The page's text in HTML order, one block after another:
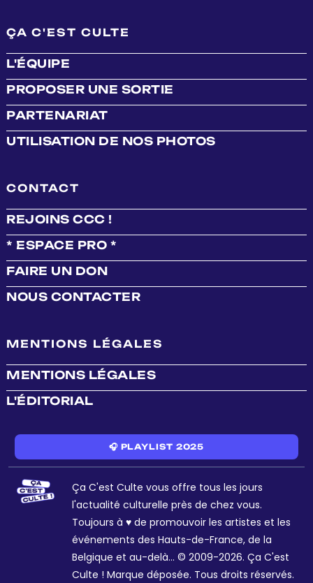
ÇA C'EST CULTE
L'ÉQUIPE
PROPOSER UNE SORTIE
PARTENARIAT
UTILISATION DE NOS PHOTOS
CONTACT
REJOINS CCC !
* ESPACE PRO *
FAIRE UN DON
NOUS CONTACTER
MENTIONS LÉGALES
MENTIONS LÉGALES
L'ÉDITORIAL
🎧 PLAYLIST 2025
Ça C'est Culte vous offre tous les jours
l'actualité culturelle près de chez vous.
Toujours à ♥ de promouvoir les artistes et les
événements des Hauts-de-France, de la
Belgique et au-delà... © 2009-2026. Ça C'est
Culte ! Marque déposée. Tous droits réservés.